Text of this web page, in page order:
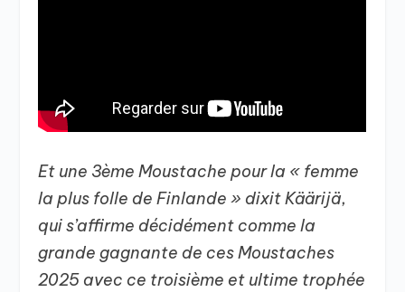
Et une 3ème Moustache pour la « femme
la plus folle de Finlande » dixit Käärijä,
qui s’affirme décidément comme la
grande gagnante de ces Moustaches
2025 avec ce troisième et ultime trophée